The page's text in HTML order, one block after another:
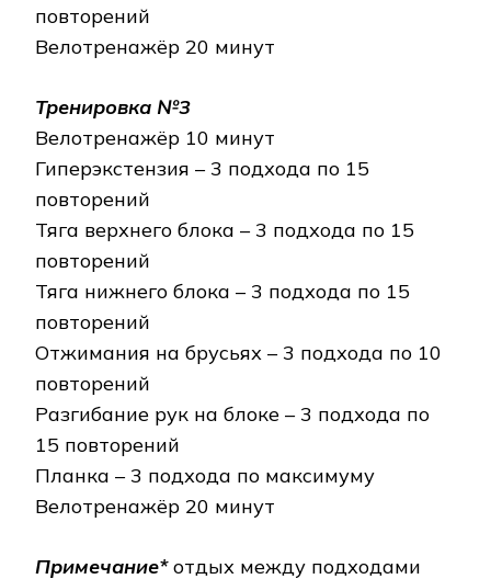
повторений
Велотренажёр 20 минут
Тренировка №3
Велотренажёр 10 минут
Гиперэкстензия – 3 подхода по 15
повторений
Тяга верхнего блока – 3 подхода по 15
повторений
Тяга нижнего блока – 3 подхода по 15
повторений
Отжимания на брусьях – 3 подхода по 10
повторений
Разгибание рук на блоке – 3 подхода по
15 повторений
Планка – 3 подхода по максимуму
Велотренажёр 20 минут
Примечание* отдых между подходами